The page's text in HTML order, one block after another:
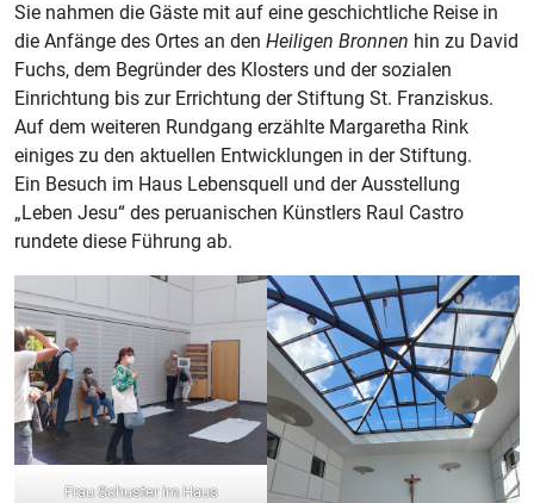
Sie nahmen die Gäste mit auf eine geschichtliche Reise in
die Anfänge des Ortes an den Heiligen Bronnen hin zu David
Fuchs, dem Begründer des Klosters und der sozialen
Einrichtung bis zur Errichtung der Stiftung St. Franziskus.
Auf dem weiteren Rundgang erzählte Margaretha Rink
einiges zu den aktuellen Entwicklungen in der Stiftung.
Ein Besuch im Haus Lebensquell und der Ausstellung
„Leben Jesu“ des peruanischen Künstlers Raul Castro
rundete diese Führung ab.
Frau Schuster im Haus